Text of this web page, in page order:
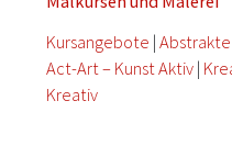
Kursangebote |
Act-Art – Kunst Aktiv |
Kreativ